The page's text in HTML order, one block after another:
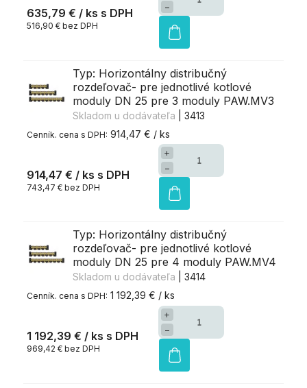
635,79 € / ks
516,90 € bez DPH
−
Typ: Horizontálny distribučný
rozdeľovač- pre jednotlivé kotlové
moduly DN 25 pre 3 moduly PAW.MV3
Skladom u dodávateľa
| 3413
914,47 € / ks
914,47 € / ks
743,47 € bez DPH
+
−
Typ: Horizontálny distribučný
rozdeľovač- pre jednotlivé kotlové
moduly DN 25 pre 4 moduly PAW.MV4
Skladom u dodávateľa
| 3414
1 192,39 € / ks
1 192,39 € / ks
969,42 € bez DPH
+
−